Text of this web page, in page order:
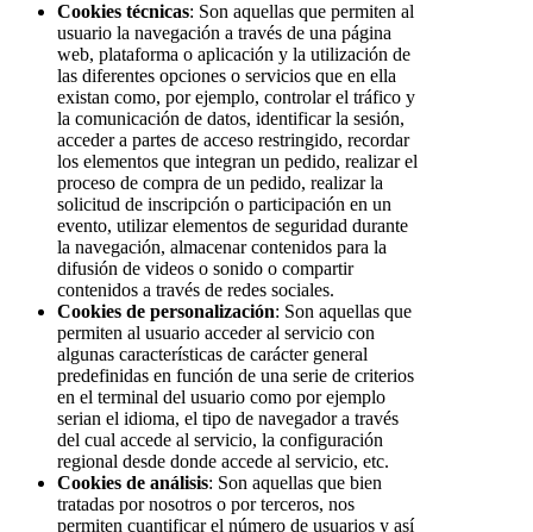
Cookies técnicas: Son aquellas que permiten al
usuario la navegación a través de una página
web, plataforma o aplicación y la utilización de
las diferentes opciones o servicios que en ella
existan como, por ejemplo, controlar el tráfico y
la comunicación de datos, identificar la sesión,
acceder a partes de acceso restringido, recordar
los elementos que integran un pedido, realizar el
proceso de compra de un pedido, realizar la
solicitud de inscripción o participación en un
evento, utilizar elementos de seguridad durante
la navegación, almacenar contenidos para la
difusión de videos o sonido o compartir
contenidos a través de redes sociales.
Cookies de personalización: Son aquellas que
permiten al usuario acceder al servicio con
algunas características de carácter general
predefinidas en función de una serie de criterios
en el terminal del usuario como por ejemplo
serian el idioma, el tipo de navegador a través
del cual accede al servicio, la configuración
regional desde donde accede al servicio, etc.
Cookies de análisis: Son aquellas que bien
tratadas por nosotros o por terceros, nos
permiten cuantificar el número de usuarios y así